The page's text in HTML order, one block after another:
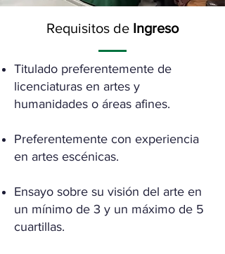
Requisitos de Ingreso
Titulado preferentemente de
licenciaturas en artes y
humanidades o áreas afines.
Preferentemente con experiencia
en artes escénicas.
Ensayo sobre su visión del arte en
un mínimo de 3 y un máximo de 5
cuartillas.